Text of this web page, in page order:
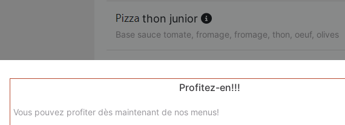
thon junior
Base sauce tomate, fromage, fromage, thon, oeuf, olives
Base sauce tomate, fromage, chorizo, jambon de dinde,
royale junior
Profitez-en!!!
Vous pouvez profiter dès maintenant de nos menus!